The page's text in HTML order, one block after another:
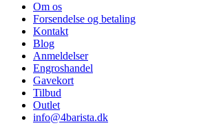
Om os
Forsendelse og betaling
Kontakt
Blog
Anmeldelser
Engroshandel
Gavekort
Tilbud
Outlet
info@4barista.dk